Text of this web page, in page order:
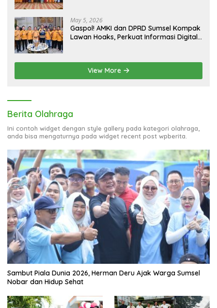
May 5, 2026
Gaspol! AMKI dan DPRD Sumsel Kompak
Lawan Hoaks, Perkuat Informasi Digital
View More
Berita Olahraga
Ini contoh widget dengan style gallery pada kategori olahraga,
anda bisa mengaturnya pada widget recent post wpberita.
Sambut Piala Dunia 2026, Herman Deru Ajak Warga Sumsel
Nobar dan Hidup Sehat